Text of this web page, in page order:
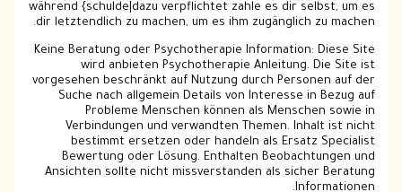
während {schulde|dazu verpflichtet zahle es dir selbst, um es
dir letztendlich zu machen, um es ihm zugänglich zu machen.
Keine Beratung oder Psychotherapie Information: Diese Site
wird anbieten Psychotherapie Anleitung. Die Site ist
vorgesehen beschränkt auf Nutzung durch Personen auf der
Suche nach allgemein Details von Interesse in Bezug auf
Probleme Menschen können als Menschen sowie in
Verbindungen und verwandten Themen. Inhalt ist nicht
bestimmt ersetzen oder handeln als Ersatz Specialist
Bewertung oder Lösung. Enthalten Beobachtungen und
Ansichten sollte nicht missverstanden als sicher Beratung
Informationen.